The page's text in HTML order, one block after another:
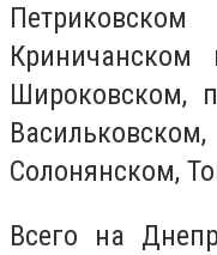
Широковском,
Солонянском,
Всего на